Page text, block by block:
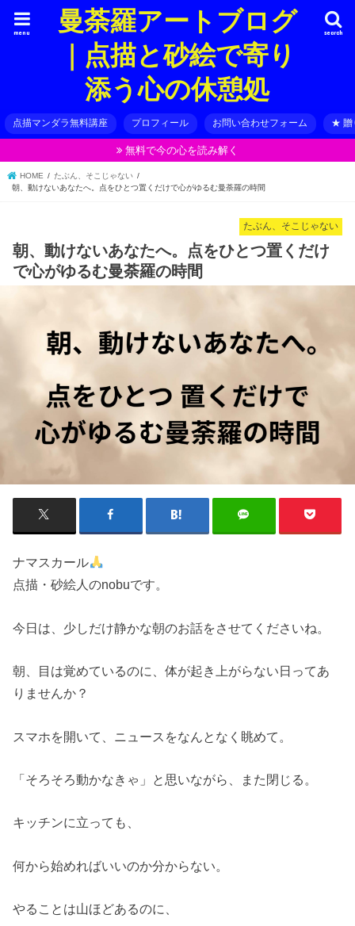
曼荼羅アートブログ
｜点描と砂絵で寄り
添う心の休憩処
search
menu
点描マンダラ無料講座 プロフィール お問い合わせフォーム ★ 贈
無料で今の心を読み解く
HOME
たぶん、そこじゃない
朝、動けないあなたへ。点をひとつ置くだけで心がゆるむ曼荼羅の時間
たぶん、そこじゃない
朝、動けないあなたへ。点をひとつ置くだけ
で心がゆるむ曼荼羅の時間
ナマスカール
点描・砂絵人のnobuです。
今日は、少しだけ静かな朝のお話をさせてくださいね。
朝、目は覚めているのに、体が起き上がらない日ってあ
りませんか？
スマホを開いて、ニュースをなんとなく眺めて。
「そろそろ動かなきゃ」と思いながら、また閉じる。
キッチンに立っても、
何から始めればいいのか分からない。
やることは山ほどあるのに、